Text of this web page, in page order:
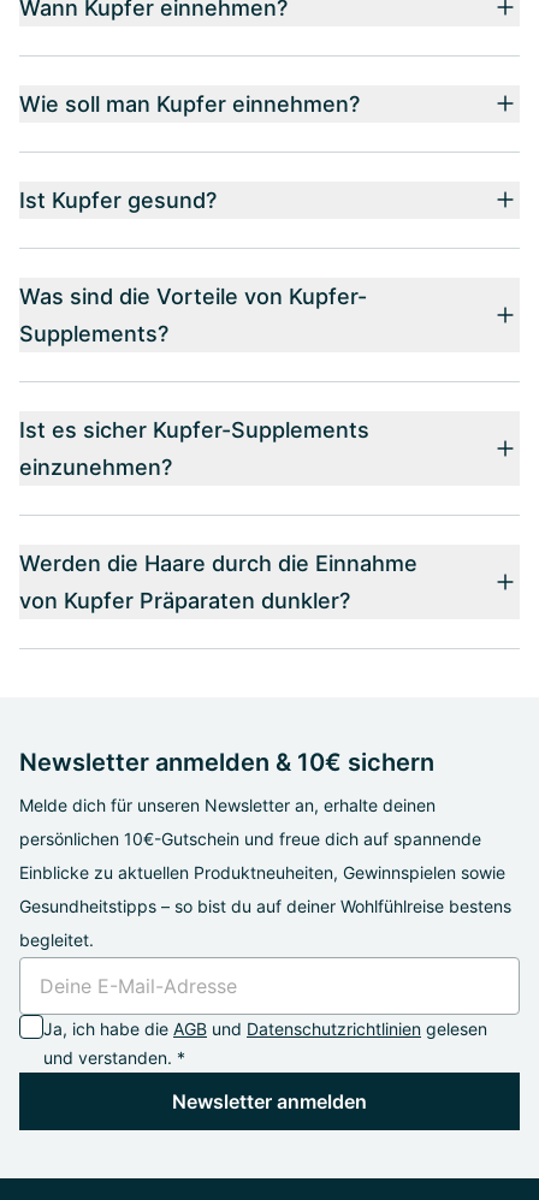
Wann Kupfer einnehmen?
Wie soll man Kupfer einnehmen?
Ist Kupfer gesund?
Was sind die Vorteile von Kupfer-
Supplements?
Ist es sicher Kupfer-Supplements
einzunehmen?
Werden die Haare durch die Einnahme
von Kupfer Präparaten dunkler?
Newsletter anmelden & 10€ sichern
Melde dich für unseren Newsletter an, erhalte deinen
persönlichen 10€-Gutschein und freue dich auf spannende
Einblicke zu aktuellen Produktneuheiten, Gewinnspielen sowie
Gesundheitstipps – so bist du auf deiner Wohlfühlreise bestens
begleitet.
Ja, ich habe die AGB und Datenschutzrichtlinien gelesen
und verstanden. *
Newsletter anmelden